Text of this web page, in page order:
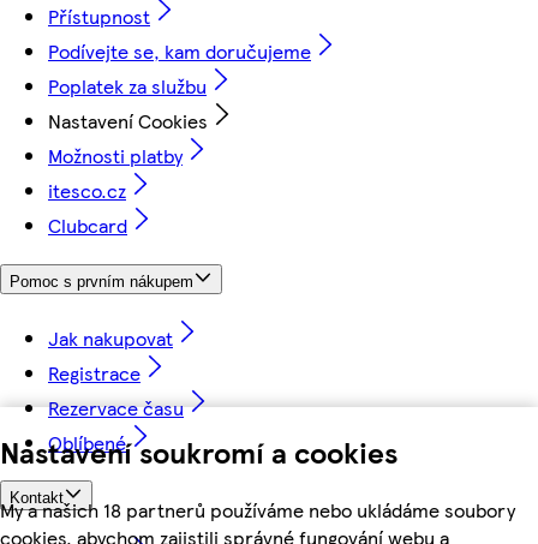
Nastavení soukromí a cookies
My a našich 18 partnerů používáme nebo ukládáme soubory
cookies, abychom zajistili správné fungování webu a
Přístupnost
Podívejte se, kam doručujeme
Poplatek za službu
Nastavení Cookies
Možnosti platby
itesco.cz
Clubcard
Pomoc s prvním nákupem
Jak nakupovat
Registrace
Rezervace času
Oblíbené
Kontakt